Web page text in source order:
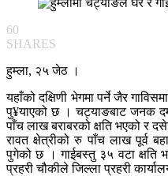
60
SHARES
हुम्ला, २५ जेठ ।
यहाँको दक्षिणी भेगमा पर्ने जैर
पु¥याएको छ । चट्याङबाट जनक
पाँच लाख बराबरको क्षति भएको र
रावत क्षेत्रीको रु पाँच लाख पूर्व
पुगेको छ । गाईबस्तु ३५ वटा क्षति
प्रहरी चौकीले जिल्ला प्रहरी